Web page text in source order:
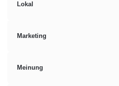
Lokal
Marketing
Meinung